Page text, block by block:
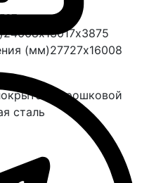
24668х13017х3875
(мм)27727х16008
порошковой
сталь